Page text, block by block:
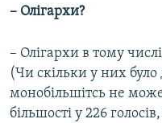
– Олігархи?
– Олігархи в тому
(Чи скільки у них було
монобільшітсь не
більшості у 226